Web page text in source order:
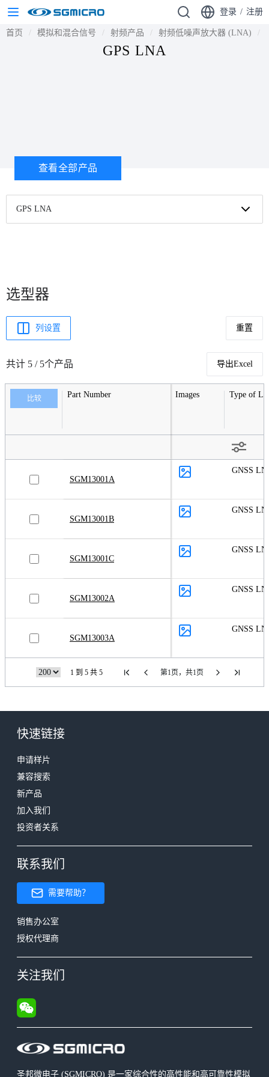
登录 / 注册
首页 模拟和混合信号 射频产品 射频低噪声放大器 (LNA)
GPS LNA
查看全部产品
GPS LNA
选型器
列设置 重置
共计 5 / 5个产品 导出Excel
比较 Part Number Images Type of
SGM13001A
GNSS
SGM13001B
GNSS
SGM13001C
GNSS
SGM13002A
GNSS
SGM13003A
GNSS
1 到 5 共 5 第1页，共1页
圣邦微电子 (SGMICRO) 是一家综合性的高性能和高可靠性模拟
快速链接
申请样片
兼容搜索
新产品
加入我们
投资者关系
联系我们
需要帮助？
销售办公室
授权代理商
关注我们